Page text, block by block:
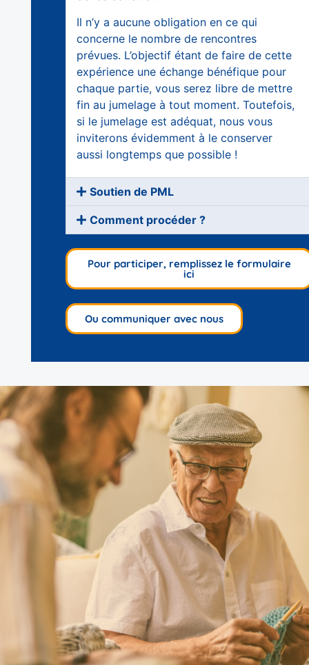
Il n’y a aucune obligation en ce qui
concerne le nombre de rencontres
prévues. L’objectif étant de faire de cette
expérience une échange bénéfique pour
chaque partie, vous serez libre de mettre
fin au jumelage à tout moment. Toutefois,
si le jumelage est adéquat, nous vous
inviterons évidemment à le conserver
aussi longtemps que possible !
Soutien de PML
Comment procéder ?
Pour participer, remplissez le formulaire
ici
Ou communiquer avec nous